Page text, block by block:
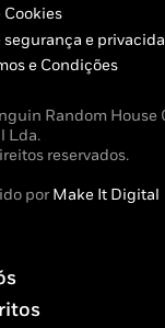
segurança e
e Condições
Random House
Lda.
reservados.
porMake It Digital